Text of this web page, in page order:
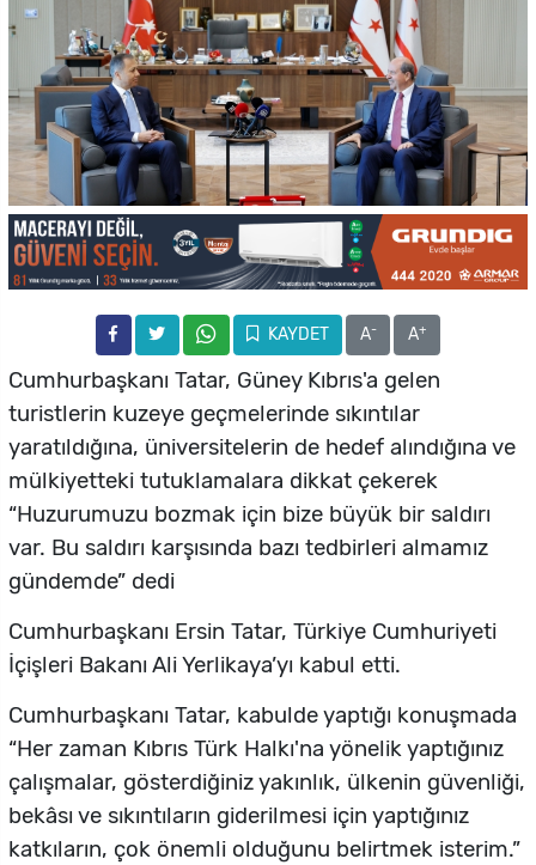
KAYDET A- A+
Cumhurbaşkanı Tatar, Güney Kıbrıs'a gelen
turistlerin kuzeye geçmelerinde sıkıntılar
yaratıldığına, üniversitelerin de hedef alındığına ve
mülkiyetteki tutuklamalara dikkat çekerek
“Huzurumuzu bozmak için bize büyük bir saldırı
var. Bu saldırı karşısında bazı tedbirleri almamız
gündemde” dedi
Cumhurbaşkanı Ersin Tatar, Türkiye Cumhuriyeti
İçişleri Bakanı Ali Yerlikaya’yı kabul etti.
Cumhurbaşkanı Tatar, kabulde yaptığı konuşmada
“Her zaman Kıbrıs Türk Halkı'na yönelik yaptığınız
çalışmalar, gösterdiğiniz yakınlık, ülkenin güvenliği,
bekâsı ve sıkıntıların giderilmesi için yaptığınız
katkıların, çok önemli olduğunu belirtmek isterim.”